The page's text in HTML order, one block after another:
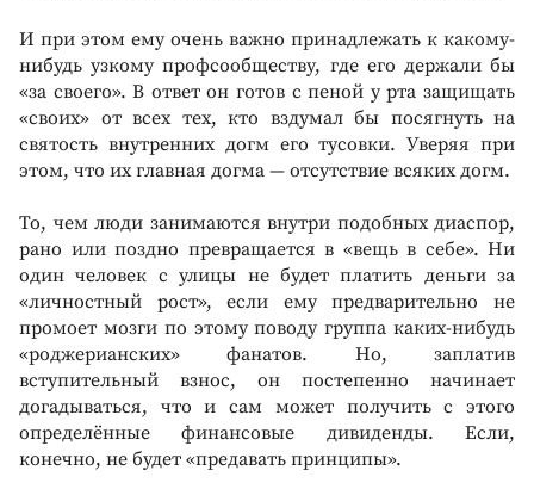
И при этом ему очень важно принадлежать к какому-
нибудь узкому профсообществу, где его держали бы
«за своего». В ответ он готов с пеной у рта защищать
«своих» от всех тех, кто вздумал бы посягнуть на
святость внутренних догм его тусовки. Уверяя при
этом, что их главная догма — отсутствие всяких догм.
То, чем люди занимаются внутри подобных диаспор,
рано или поздно превращается в «вещь в себе». Ни
один человек с улицы не будет платить деньги за
«личностный рост», если ему предварительно не
промоет мозги по этому поводу группа каких-нибудь
«роджерианских» фанатов. Но, заплатив
вступительный взнос, он постепенно начинает
догадываться, что и сам может получить с этого
определённые финансовые дивиденды. Если,
конечно, не будет «предавать принципы».